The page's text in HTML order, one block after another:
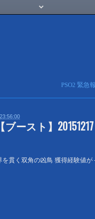
PSO2 緊急
【ブースト】
貫く双角の凶鳥 獲得経験値が
23:56:00